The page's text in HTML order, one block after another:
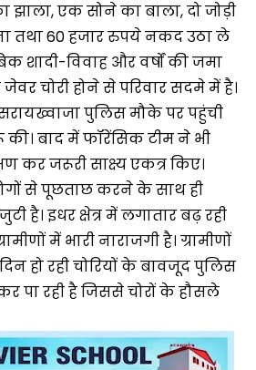
झाला, एक सोने का बाला, दो जोड़ी
तथा 60 हजार रुपये नकद उठा ले
शादी-विवाह और वर्षों की जमा
चोरी होने से परिवार सदमे में है।
पुलिस मौके पर पहुंची
बाद में फॉरेंसिक टीम ने भी
कर जरूरी साक्ष्य एकत्र किए।
से पूछताछ करने के साथ ही
है। इधर क्षेत्र में लगातार बढ़ रही
में भारी नाराजगी है। ग्रामीणों
हो रही चोरियों के बावजूद पुलिस
कर पा रही है जिससे चोरों के हौसले